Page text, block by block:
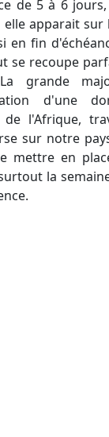
elle apparait sur
en fin
se recoupe
grande
d'une
l'Afrique,
sur notre
mettre en
la